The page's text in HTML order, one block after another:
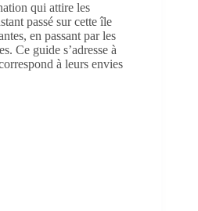
qui attire les
passé sur cette île
en passant par les
Ce guide s’adresse à
à leurs envies